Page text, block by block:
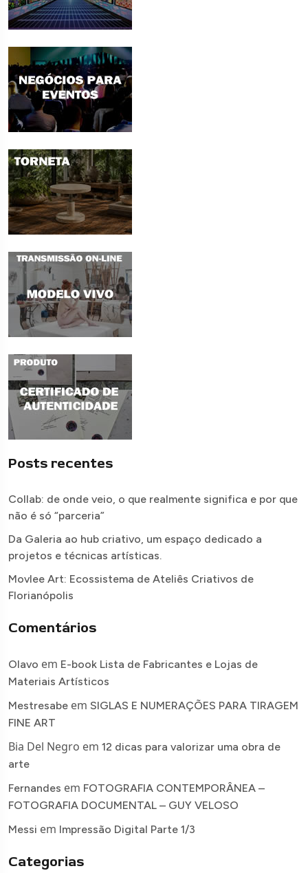
Posts recentes
Collab: de onde veio, o que realmente significa e por que
não é só “parceria”
Da Galeria ao hub criativo, um espaço dedicado a
projetos e técnicas artísticas.
Movlee Art: Ecossistema de Ateliês Criativos de
Florianópolis
Comentários
Olavo em E-book Lista de Fabricantes e Lojas de
Materiais Artísticos
Mestresabe em SIGLAS E NUMERAÇÕES PARA TIRAGEM
FINE ART
Bia Del Negro em 12 dicas para valorizar uma obra de
arte
Fernandes em FOTOGRAFIA CONTEMPORÂNEA –
FOTOGRAFIA DOCUMENTAL – GUY VELOSO
Messi em Impressão Digital Parte 1/3
Categorias